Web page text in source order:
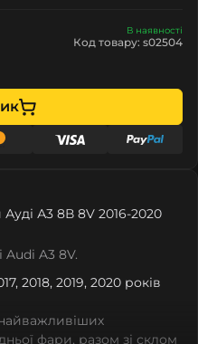
В наявності
Код товару: s02504
А3 8В 8V 2016-2020
Audi A3 8V.
2018, 2019, 2020 років
фари, разом зі склом